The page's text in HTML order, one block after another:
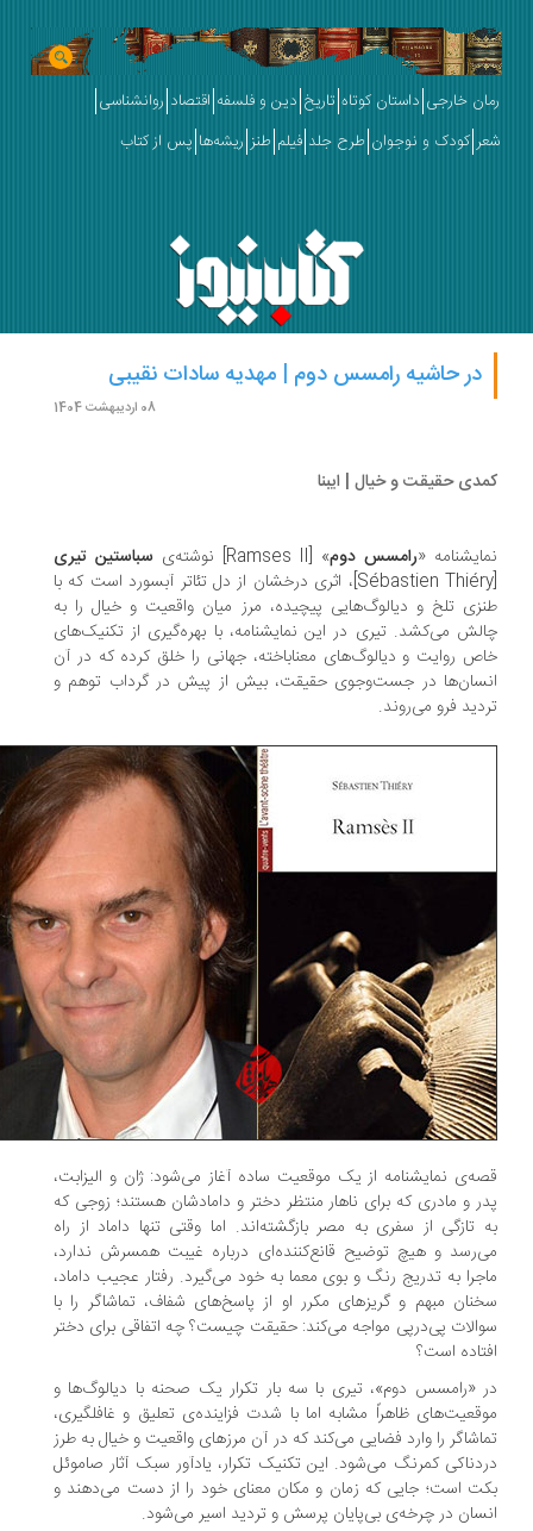
خارجی داستان کوتاه تاریخ دین و فلسفه اقتصاد روانشناسی
کودک و نوجوان طرح جلد فیلم طنز ریشه‌ها پس از کتاب
در حاشیه رامسس دوم | مهدیه سادات نقیبی
حقیقت و خیال | ایبنا
«رامسس دوم» [Ramses II] نوشته‌ی
سباستین تیری
[Sébastien Thiéry]، اثری درخشان از دل تئاتر آبسورد است که با
تلخ و دیالوگ‌هایی پیچیده، مرز میان واقعیت و خیال را به
می‌کشد. تیری در این نمایشنامه، با بهره‌گیری از تکنیک‌های
روایت و دیالوگ‌های معناباخته، جهانی را خلق کرده که در آن
در جست‌وجوی حقیقت، بیش از پیش در گرداب توهم و
فرو می‌روند.
نمایشنامه از یک موقعیت ساده آغاز می‌شود: ژان و الیزابت،
و مادری که برای ناهار منتظر دختر و دامادشان هستند؛ زوجی که
تازگی از سفری به مصر بازگشته‌اند. اما وقتی تنها داماد از راه
و هیچ توضیح قانع‌کننده‌ای درباره غیبت همسرش ندارد،
به تدریج رنگ و بوی معما به خود می‌گیرد. رفتار عجیب داماد،
مبهم و گریزهای مکرر او از پاسخ‌های شفاف، تماشاگر را با
پی‌درپی مواجه می‌کند: حقیقت چیست؟ چه اتفاقی برای دختر
است؟
«رامسس دوم»، تیری با سه بار تکرار یک صحنه با دیالوگ‌ها و
ظاهراً مشابه اما با شدت فزاینده‌ی تعلیق و غافلگیری،
را وارد فضایی می‌کند که در آن مرزهای واقعیت و خیال به طرز
کمرنگ می‌شود. این تکنیک تکرار، یادآور سبک آثار صاموئل
است؛ جایی که زمان و مکان معنای خود را از دست می‌دهند و
در چرخه‌ی بی‌پایان پرسش و تردید اسیر می‌شود.